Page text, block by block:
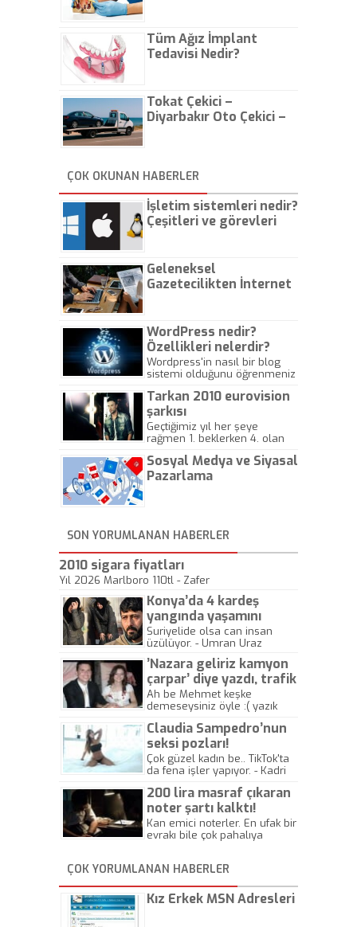
Tüm Ağız İmplant
Tedavisi Nedir?
Tokat Çekici –
Diyarbakır Oto Çekici –
ÇOK OKUNAN HABERLER
İşletim sistemleri nedir?
Çeşitleri ve görevleri
Geleneksel
Gazetecilikten İnternet
WordPress nedir?
Özellikleri nelerdir?
Wordpress'in nasıl bir blog
sistemi olduğunu öğrenmeniz
Tarkan 2010 eurovision
şarkısı
Geçtiğimiz yıl her şeye
rağmen 1. beklerken 4. olan
gösterisinin bu yarışmada
önemli olmadığını anlamıştır.
Sosyal Medya ve Siyasal
Pazarlama
SON YORUMLANAN HABERLER
2010 sigara fiyatları
Yıl 2026 Marlboro 110tl - Zafer
Konya’da 4 kardeş
yangında yaşamını
yitirdi
Suriyelide olsa can insan
üzülüyor. - Umran Uraz
’Nazara geliriz kamyon
çarpar’ diye yazdı, trafik
kazasında öldü!
Ah be Mehmet keşke
demeseysiniz öyle :( yazık
Claudia Sampedro’nun
seksi pozları!
Çok güzel kadın be.. TikTok'ta
da fena işler yapıyor. - Kadri
200 lira masraf çıkaran
noter şartı kalktı!
Kan emici noterler. En ufak bir
evrakı bile çok pahalıya
kaptırıyorsunuz. - Kayhan
Gezenti
ÇOK YORUMLANAN HABERLER
Kız Erkek MSN Adresleri